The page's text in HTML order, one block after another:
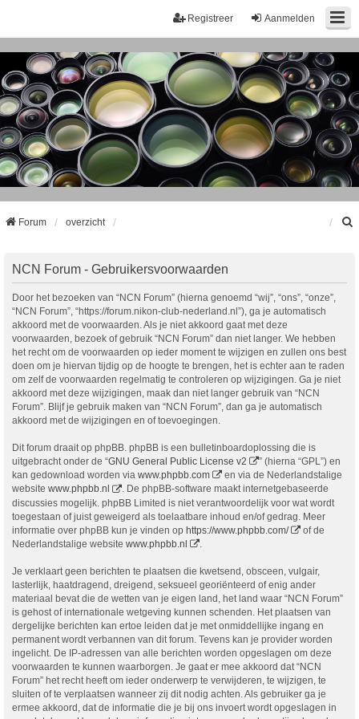
Aanmelden
Registreer
Forum overzicht
NCN Forum - Gebruikersvoorwaarden
Door het bezoeken van “NCN Forum” (hierna genoemd “wij”, “ons”, “onze”,
“NCN Forum”, “https://forum.nikon-club-nederland.nl”), ga je automatisch
akkoord met de voorwaarden. Als je niet akkoord gaat met deze
voorwaarden, bezoek of gebruik “NCN Forum” dan niet langer. We hebben
het recht om de voorwaarden op ieder moment te wijzigen en zullen ons best
doen om je hiervan tijdig op de hoogte te brengen, het is echter aan te raden
om zelf de voorwaarden regelmatig te controleren op wijzigingen. Ga je niet
akkoord met deze wijzigingen, maak dan niet langer gebruik van “NCN
Forum”. Blijf je gebruik maken van “NCN Forum”, dan ga je automatisch
akkoord met de wijzigingen en of toevoegingen.
Dit forum draait op phpBB. phpBB is een bulletinboardoplossing die is
uitgebracht onder de “GNU General Public License v2
” (hierna “GPL”) en
kan gedownload worden via www.phpbb.com
en via de Nederlandstalige
website www.phpbb.nl
. De phpBB-software maakt internetgebaseerde
discussies mogelijk. phpBB Limited is niet verantwoordelijk voor wat wordt
toegestaan of juist geweigerd als toelaatbare inhoud en/of gedrag. Meer
informatie over phpBB kun je vinden op https://www.phpbb.com/
of de
Nederlandstalige website www.phpbb.nl .
Je verklaart geen berichten te plaatsen die kwetsend, obsceen, vulgair,
lasterlijk, haatdragend, dreigend, seksueel georiënteerd of enig ander
materiaal bevat die de wetten van je eigen land, het land waar “NCN Forum”
is gehost of internationale wetgeving kunnen schenden. Het plaatsen van
dergelijke berichten kan ertoe leiden dat je met onmiddellijke ingang en
permanent wordt verbannen van dit forum. Tevens kan je provider worden
ingelicht. De IP-adressen van alle berichten worden opgeslagen om deze
voorwaarden te kunnen waarborgen. Je gaat er mee akkoord dat “NCN
Forum” het recht heeft om ieder onderwerp te verwijderen, te wijzigen, te
sluiten of te verplaatsen wanneer zij dit nodig achten. Als gebruiker ga je
ermee akkoord, dat de informatie die je bij ons invoert wordt opgeslagen in